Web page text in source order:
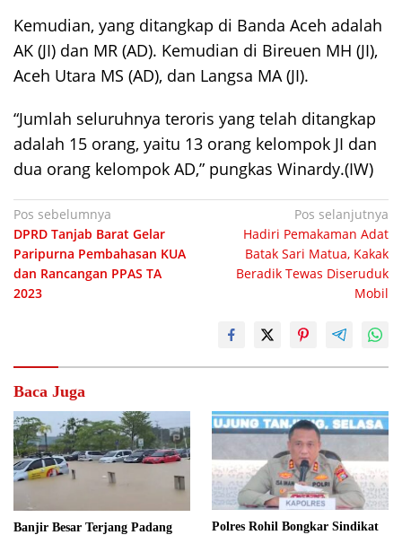
Kemudian, yang ditangkap di Banda Aceh adalah
AK (JI) dan MR (AD). Kemudian di Bireuen MH (JI),
Aceh Utara MS (AD), dan Langsa MA (JI).
“Jumlah seluruhnya teroris yang telah ditangkap
adalah 15 orang, yaitu 13 orang kelompok JI dan
dua orang kelompok AD,” pungkas Winardy.(IW)
Navigasi
pos
Pos sebelumnya
DPRD Tanjab Barat Gelar
Paripurna Pembahasan KUA
dan Rancangan PPAS TA
2023
Pos selanjutnya
Hadiri Pemakaman Adat
Batak Sari Matua, Kakak
Beradik Tewas Diseruduk
Mobil
Baca Juga
Banjir Besar Terjang Padang
Polres Rohil Bongkar Sindikat